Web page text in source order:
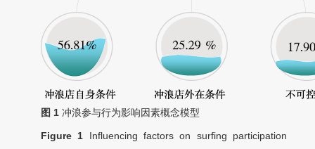
图 1 冲浪参与行为影响因素概念模型
Figure 1 Influencing factors on surfing participation